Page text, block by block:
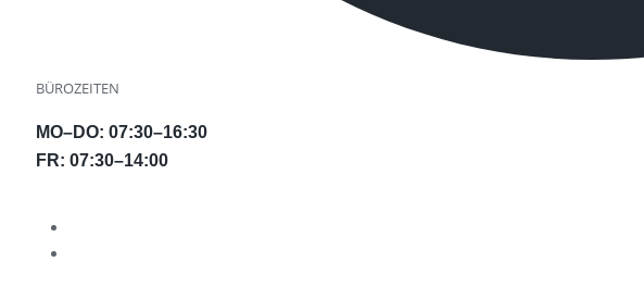
BÜROZEITEN
MO–DO: 07:30–16:30
FR: 07:30–14:00